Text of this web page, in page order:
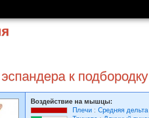
к подбородку
Воздействие на мышцы:
Плечи : Средняя дельта